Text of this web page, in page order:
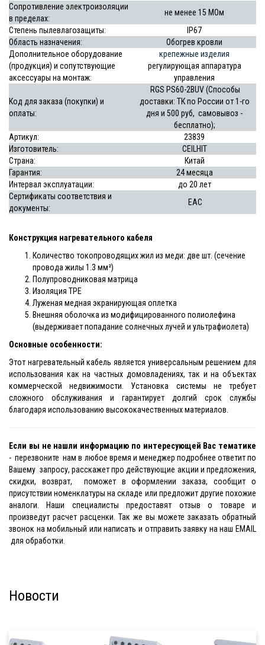
Сопротивление электроизоляции
в пределах:
не менее 15 МОм
Степень пылевлагозащиты:
IP67
Область назначения:
Обогрев кровли
Дополнительное оборудование
(продукция) и сопутствующие
аксессуары на монтаж:
крепежные изделия
регулирующая аппаратура
управления
Код для заказа (покупки) и
оплаты:
RGS PS60-2BUV (Способы
доставки: ТК по России от 1-го
дня и 500 руб, самовывоз -
бесплатно);
Артикул:
23839
Изготовитель:
CEILHIT
Страна:
Китай
Гарантия:
24 месяца
Интервал эксплуатации:
до 20 лет
Сертификаты соответствия и
документы:
EAC
Конструкция нагревательного кабеля
Количество токопроводящих жил из меди: две шт. (сечение
провода жилы 1.3 мм²)
Полупроводниковая матрица
Изоляция TPE
Луженая медная экранирующая оплетка
Внешняя оболочка из модифицированного полиолефина
(выдерживает попадание солнечных лучей и ультрафиолета)
Основные особенности:
Этот нагревательный кабель является универсальным решением для
использования как на частных домовладениях, так и на объектах
коммерческой недвижимости. Установка системы не требует
сложного обслуживания и гарантирует долгий срок службы
благодаря использованию высококачественных материалов.
Если вы не нашли информацию по интересующей Вас тематике
- перезвоните нам в любое время и менеджер подробнее ответит по
Вашему запросу, расскажет про действующие акции и предложения,
скидки, возврат, поможет в оформлении заказа, сообщит о
присутствии номенклатуры на складе или предложит другие похожие
аналоги. Наши специалисты предоставят отзыв о товаре и
произведут расчет расценки. Так же вы можете заказать обратный
звонок на мобильный или написать и отправить заявку на наш EMAIL
для обработки.
Новости